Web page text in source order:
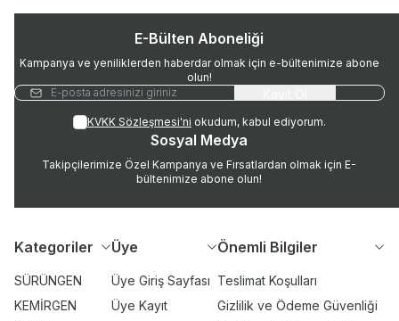
E-Bülten Aboneliği
Kampanya ve yeniliklerden haberdar olmak için e-bültenimize abone
olun!
KVKK Sözleşmesi'ni okudum, kabul ediyorum.
Sosyal Medya
Takipçilerimize Özel Kampanya ve Fırsatlardan olmak için E-
bültenimize abone olun!
Kategoriler
SÜRÜNGEN
KEMİRGEN
Üye
Üye Giriş Sayfası
Üye Kayıt
Önemli Bilgiler
Teslimat Koşulları
Gizlilik ve Ödeme Güvenliği